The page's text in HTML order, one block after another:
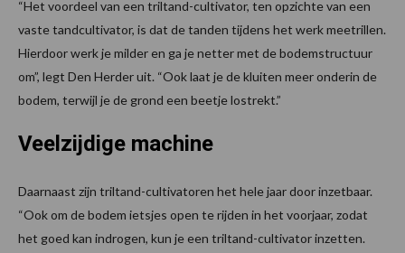
“Het voordeel van een triltand-cultivator, ten opzichte van een
vaste tandcultivator, is dat de tanden tijdens het werk meetrillen.
Hierdoor werk je milder en ga je netter met de bodemstructuur
om”, legt Den Herder uit. “Ook laat je de kluiten meer onderin de
bodem, terwijl je de grond een beetje lostrekt.”
Veelzijdige machine
Daarnaast zijn triltand-cultivatoren het hele jaar door inzetbaar.
“Ook om de bodem ietsjes open te rijden in het voorjaar, zodat
het goed kan indrogen, kun je een triltand-cultivator inzetten.